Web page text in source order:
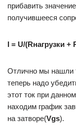
прибавить значение
получившееся
I = U/(Rнагрузки +
Отлично мы нашли
теперь надо
этот ток при
находим график
на затворе(Vgs).